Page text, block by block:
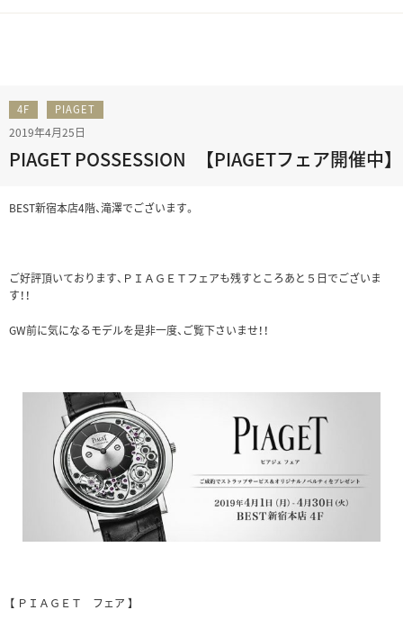
4F PIAGET
2019年4月25日
PIAGET POSSESSION 【PIAGETフェア開催中】
BEST新宿本店4階、滝澤でございます。
ご好評頂いております、ＰＩＡＧＥＴフェアも残すところあと５日でございま
す！！
GW前に気になるモデルを是非一度、ご覧下さいませ！！
【 ＰＩＡＧＥＴ フェア 】